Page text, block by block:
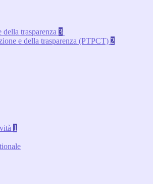
trasparenza 3
e della trasparenza (PTPCT) 2
1